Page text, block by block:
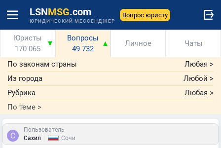
LSNMSG.com
ЮРИДИЧЕСКИЙ МЕССЕНДЖЕР
Вопрос юристу
Юристы
170 065
▼
Вопросы
49 732
▲ Личное Чаты
По законам страны Любая >
Из города
Любой >
Рубрика
Любая >
По теме >
Пользователь
Сахил
Сочи